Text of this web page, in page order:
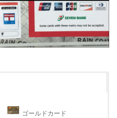
ゴールドカード